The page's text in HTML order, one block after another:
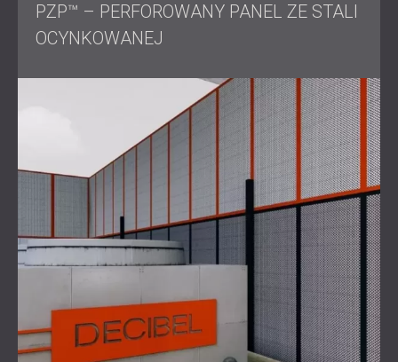
poziomie 20dB po zakończeniu projektu.
Głównym wyzwaniem było obniżenie poziomu hałasu
generowanego przez sześć przemysłowych generatorów
dużej mocy w fabryce Linbro Park. Hałas nasilił się do
tego stopnia, że wywołał skargi mieszkańców, co
doprowadziło do interwencji Departamentu Zdrowia
Środowiskowego.
Wymaganiem prawnym było obniżenie poziomu hałasu o
20dB, aby dostosować go do dopuszczalnych norm dla
obszaru przemysłowego. Ponadto projekt musiał zostać
szybko ukończony, aby złagodzić dalsze zakłócenia i
konsekwencje prawne.
PZP™ – PERFOROWANY PANEL ZE STALI
OCYNKOWANEJ